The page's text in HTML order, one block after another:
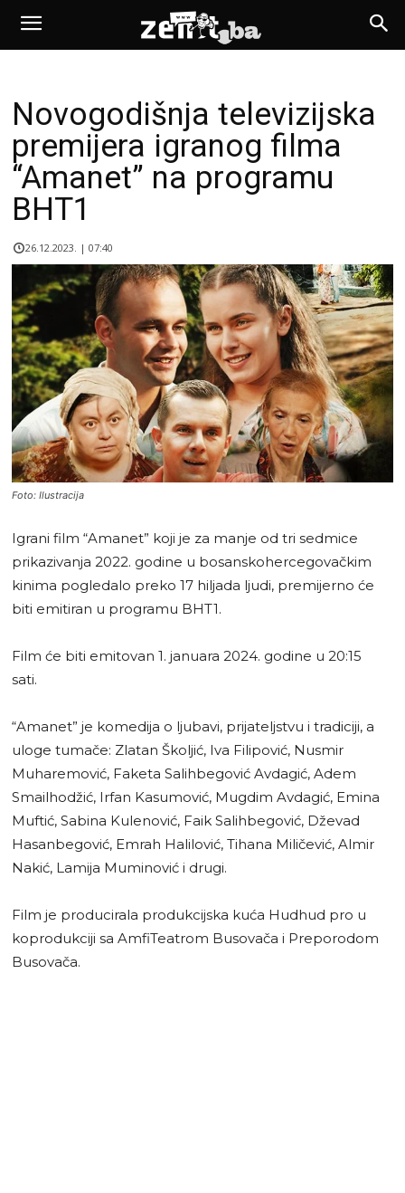
Novogodišnja televizijska
premijera igranog filma
“Amanet” na programu
BHT1
26.12.2023. | 07:40
Foto: Ilustracija
Igrani film “Amanet” koji je za manje od tri sedmice
prikazivanja 2022. godine u bosanskohercegovačkim
kinima pogledalo preko 17 hiljada ljudi, premijerno će
biti emitiran u programu BHT1.
Film će biti emitovan 1. januara 2024. godine u 20:15
sati.
“Amanet” je komedija o ljubavi, prijateljstvu i tradiciji, a
uloge tumače: Zlatan Školjić, Iva Filipović, Nusmir
Muharemović, Faketa Salihbegović Avdagić, Adem
Smailhodžić, Irfan Kasumović, Mugdim Avdagić, Emina
Muftić, Sabina Kulenović, Faik Salihbegović, Dževad
Hasanbegović, Emrah Halilović, Tihana Miličević, Almir
Nakić, Lamija Muminović i drugi.
Film je producirala produkcijska kuća Hudhud pro u
koprodukciji sa AmfiTeatrom Busovača i Preporodom
Busovača.